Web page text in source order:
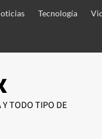
Tecnología
TODO TIPO DE